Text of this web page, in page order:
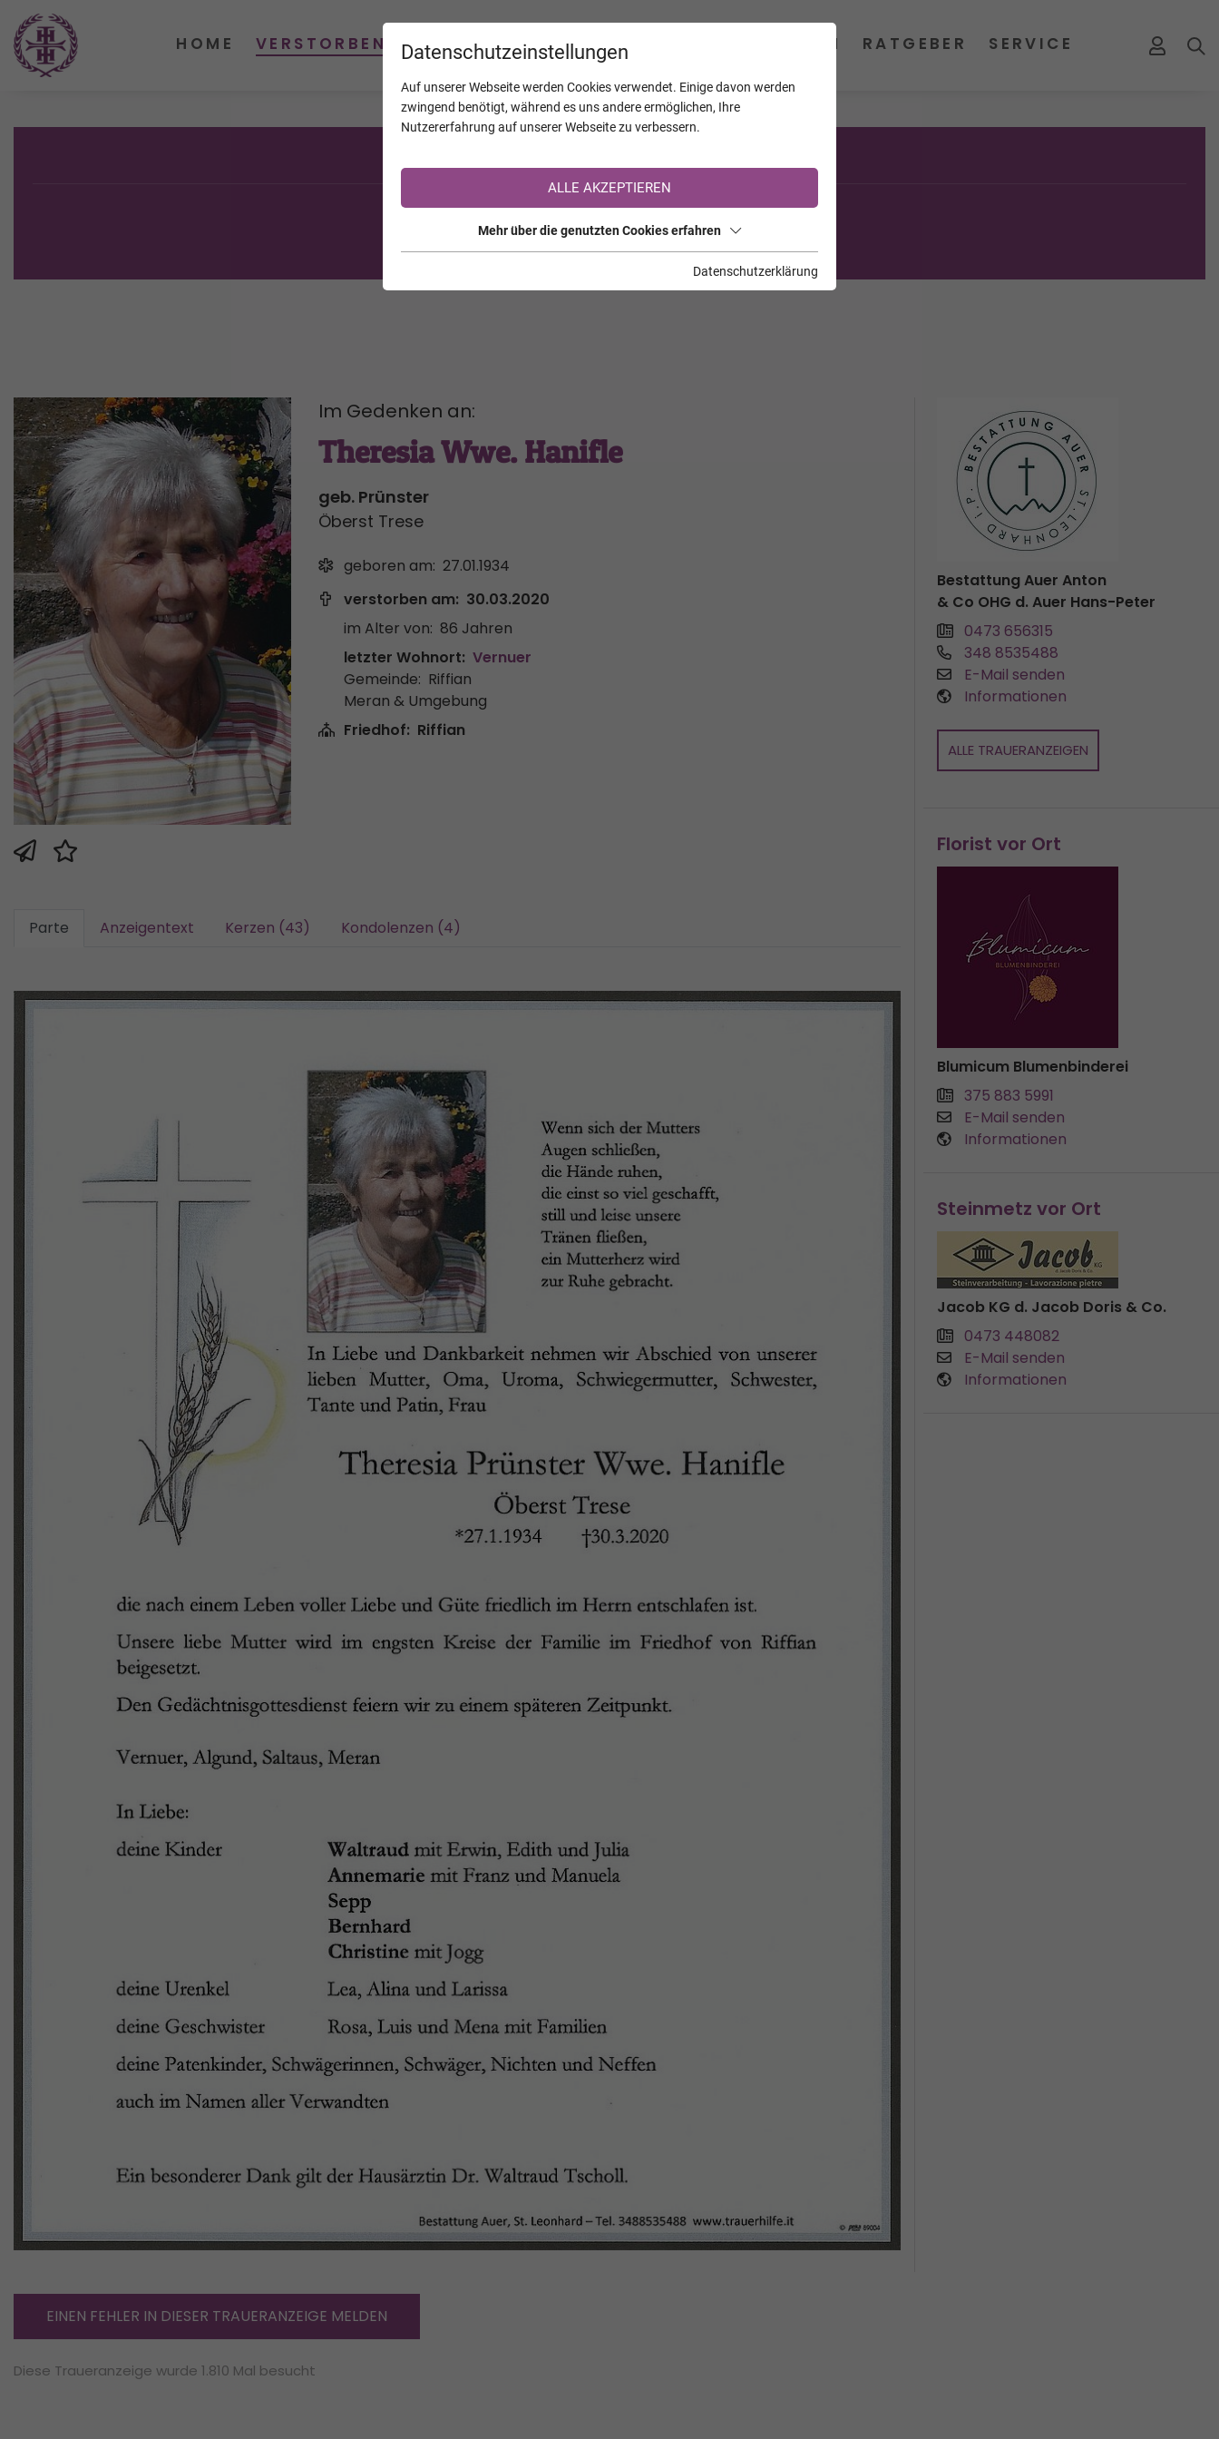
Sie sind noch nicht auf TrauerHilfe.it registriert?
>> zur kostenlosen Registrierung <<
Im Gedenken an:
Theresia Wwe. Hanifle
geb. Prünster
Öberst Trese
geboren am: 27.01.1934
verstorben am: 30.03.2020
im Alter von: 86 Jahren
letzter Wohnort: Vernuer
Gemeinde: Riffian
Meran & Umgebung
Friedhof: Riffian
Parte Anzeigentext Kerzen (43) Kondolenzen (4)
Bestattung Auer Anton
& Co OHG d. Auer Hans-Peter
0473 656315
348 8535488
E-Mail senden
Informationen
ALLE TRAUERANZEIGEN
Florist vor Ort
Blumicum Blumenbinderei
375 883 5991
E-Mail senden
Informationen
Steinmetz vor Ort
Jacob KG d. Jacob Doris & Co.
0473 448082
E-Mail senden
Informationen
EINEN FEHLER IN DIESER TRAUERANZEIGE MELDEN
Diese Traueranzeige wurde 1.810 Mal besucht
Datenschutzeinstellungen
Auf unserer Webseite werden Cookies verwendet. Einige davon werden
zwingend benötigt, während es uns andere ermöglichen, Ihre
Nutzererfahrung auf unserer Webseite zu verbessern.
ALLE AKZEPTIEREN
Mehr über die genutzten Cookies erfahren
Datenschutzerklärung
HOME VERSTORBENE KALENDER JAHRESTAGE UNTERNEHMEN RATGEBER SERVICE